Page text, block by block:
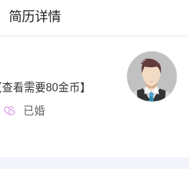
简历详情
查看需要80金币】
已婚